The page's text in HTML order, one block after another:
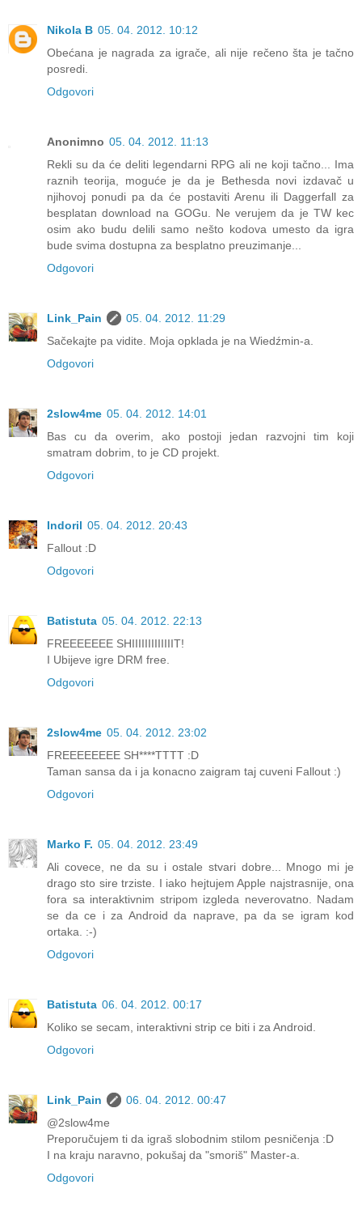
Nikola B 05. 04. 2012. 10:12
Obećana je nagrada za igrače, ali nije rečeno šta je tačno
posredi.
Odgovori
Anonimno 05. 04. 2012. 11:13
Rekli su da će deliti legendarni RPG ali ne koji tačno... Ima
raznih teorija, moguće je da je Bethesda novi izdavač u
njihovoj ponudi pa da će postaviti Arenu ili Daggerfall za
besplatan download na GOGu. Ne verujem da je TW kec
osim ako budu delili samo nešto kodova umesto da igra
bude svima dostupna za besplatno preuzimanje...
Odgovori
Link_Pain
05. 04. 2012. 11:29
Sačekajte pa vidite. Moja opklada je na Wiedźmin-a.
Odgovori
2slow4me 05. 04. 2012. 14:01
Bas cu da overim, ako postoji jedan razvojni tim koji
smatram dobrim, to je CD projekt.
Odgovori
Indoril 05. 04. 2012. 20:43
Fallout :D
Odgovori
Batistuta 05. 04. 2012. 22:13
FREEEEEEE SHIIIIIIIIIIIIIT!
I Ubijeve igre DRM free.
Odgovori
2slow4me 05. 04. 2012. 23:02
FREEEEEEEE SH****TTTT :D
Taman sansa da i ja konacno zaigram taj cuveni Fallout :)
Odgovori
Marko F. 05. 04. 2012. 23:49
Ali covece, ne da su i ostale stvari dobre... Mnogo mi je
drago sto sire trziste. I iako hejtujem Apple najstrasnije, ona
fora sa interaktivnim stripom izgleda neverovatno. Nadam
se da ce i za Android da naprave, pa da se igram kod
ortaka. :-)
Odgovori
Batistuta 06. 04. 2012. 00:17
Koliko se secam, interaktivni strip ce biti i za Android.
Odgovori
Link_Pain
06. 04. 2012. 00:47
@2slow4me
Preporučujem ti da igraš slobodnim stilom pesničenja :D
I na kraju naravno, pokušaj da "smoriš" Master-a.
Odgovori